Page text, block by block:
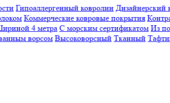
Гипоаллергенный ковролин Дизайнерский
Коммерческие ковровые покрытия
4 метра С морским сертификатом Из
ворсом Высоковорсный Тканный